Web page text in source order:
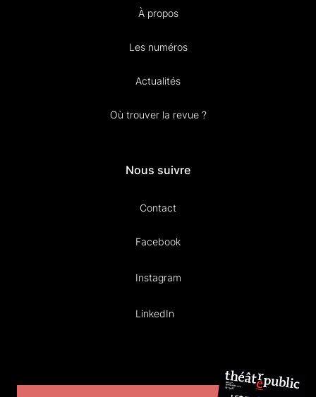
À propos
Les numéros
Actualités
Où trouver la revue ?
Nous suivre
Contact
Facebook
Instagram
LinkedIn